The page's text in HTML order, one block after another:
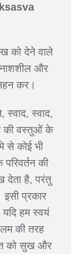
को देने वाले
और
कर।
स्वाद, स्वाद,
की वस्तुओं के
से कोई भी
की
देता है, परंतु
प्रकार
हम स्वयं
की तरह
को सुख और